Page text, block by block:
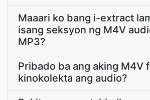
Maaari ko bang i-extract
isang seksyon ng M4V
MP3?
Pribado ba ang aking M4V
kinokolekta ang audio?